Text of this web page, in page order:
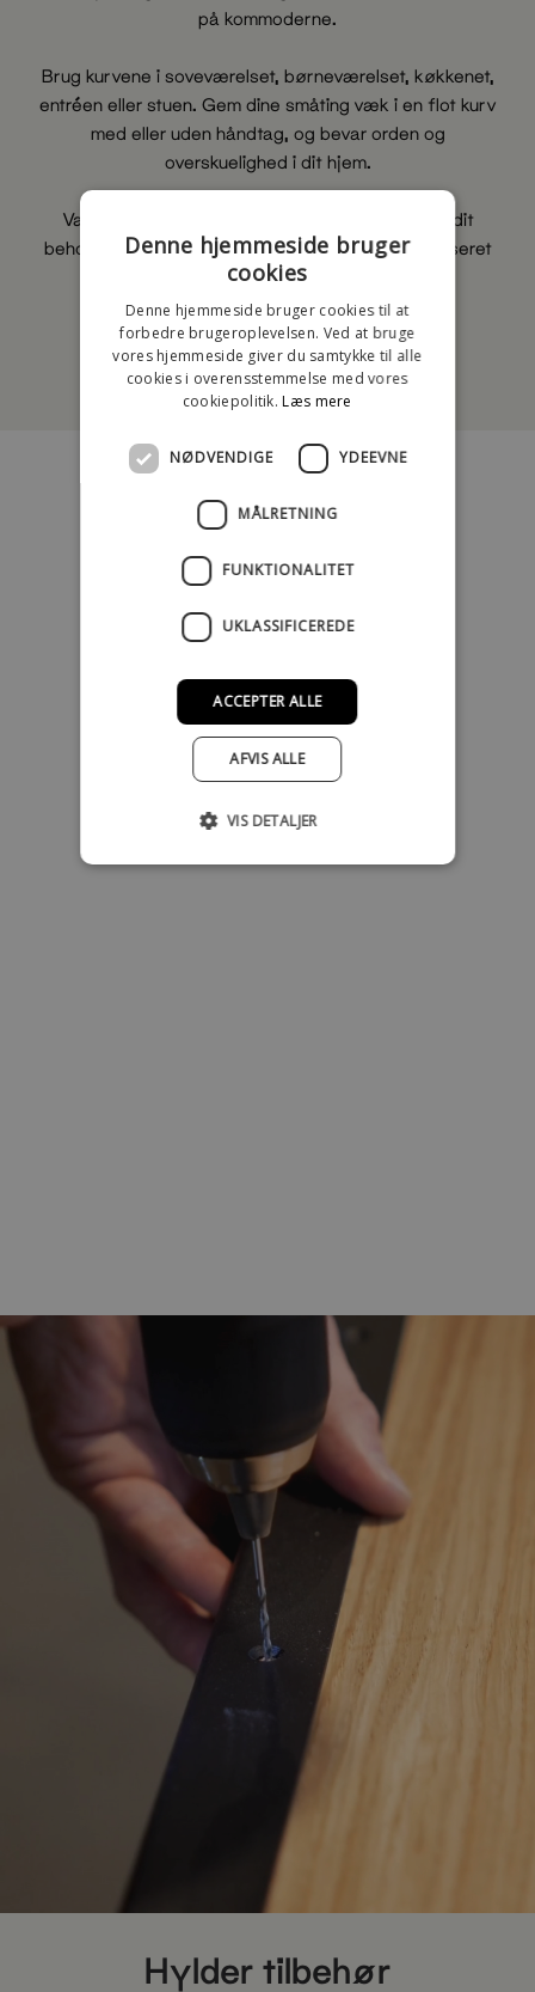
på kommoderne.
Brug kurvene i soveværelset, børneværelset, køkkenet,
entréen eller stuen. Gem dine småting væk i en flot kurv
med eller uden håndtag, og bevar orden og
overskuelighed i dit hjem.
Vælg mellem vores små og store kurve alt efter dit
behov og indretning, og skab en stilfuld og organiseret
atmosfære i alle rum.
Se mere!
Hylder tilbehør
Denne hjemmeside bruger
cookies
Denne hjemmeside bruger cookies til at
forbedre brugeroplevelsen. Ved at bruge
vores hjemmeside giver du samtykke til alle
cookies i overensstemmelse med vores
cookiepolitik.Læs mere
NØDVENDIGE YDEEVNE
MÅLRETNING
FUNKTIONALITET
UKLASSIFICEREDE
ACCEPTER ALLE
AFVIS ALLE
VIS DETALJER